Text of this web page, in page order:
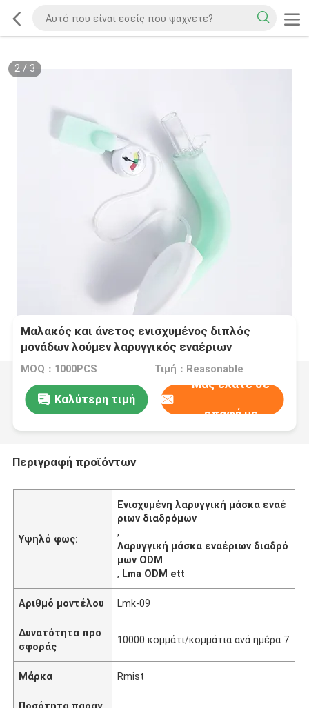
2/ 3
Μαλακός και άνετος ενισχυμένος διπλός
μονάδων λούμεν λαρυγγικός εναέριων
διαδρόμων μασκών εναέριος διάδρομος
μασκών Intubating λαρυγγικός
MOQ：1000PCS Τιμή：Reasonable
Καλύτερη τιμή
Μας ελάτε σε
επαφή με
Περιγραφή προϊόντων
Υψηλό φως:
Ενισχυμένη λαρυγγική μάσκα εναέ
ριων διαδρόμων
,
Λαρυγγική μάσκα εναέριων διαδρό
μων ODM
, Lma ODM ett
Αριθμό μοντέλου Lmk-09
Δυνατότητα προ
σφοράς
10000 κομμάτι/κομμάτια ανά ημέρα 7
Μάρκα Rmist
Ποσότητα παραγ